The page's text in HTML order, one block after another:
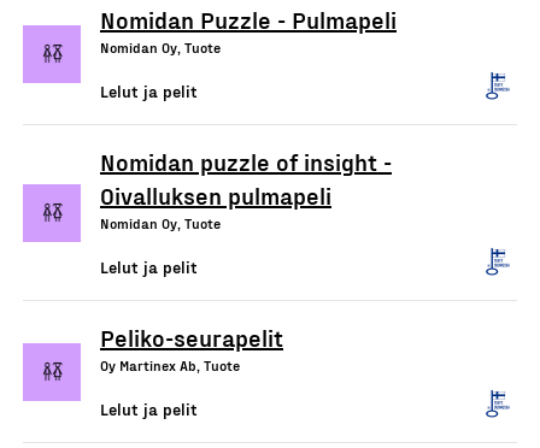
Nomidan Puzzle - Pulmapeli
Nomidan Oy, Tuote
Lelut ja pelit
Nomidan puzzle of insight -
Oivalluksen pulmapeli
Nomidan Oy, Tuote
Lelut ja pelit
Peliko-seurapelit
Oy Martinex Ab, Tuote
Lelut ja pelit